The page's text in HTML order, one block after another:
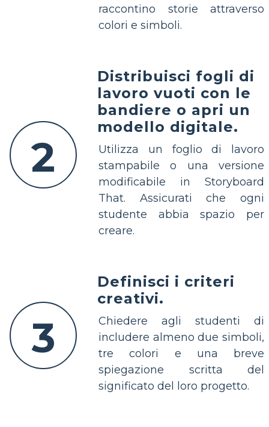
raccontino storie attraverso
colori e simboli.
2
Distribuisci fogli di
lavoro vuoti con le
bandiere o apri un
modello digitale.
Utilizza un foglio di lavoro
stampabile o una versione
modificabile in Storyboard
That. Assicurati che ogni
studente abbia spazio per
creare.
3
Definisci i criteri
creativi.
Chiedere agli studenti di
includere almeno due simboli,
tre colori e una breve
spiegazione scritta del
significato del loro progetto.